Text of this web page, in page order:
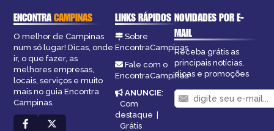
ENCONTRACAMPINAS
O melhor de Campinas
num só lugar! Dicas, onde
ir, o que fazer, as
melhores empresas,
locais, serviços e muito
mais no guia Encontra
Campinas.
LINKS RÁPIDOS
Sobre
EncontraCampinas
Fale com o
EncontraCampinas
ANUNCIE:
Com
destaque
Grátis
NOVIDADES POR E-
MAIL
Receba grátis as
principais notícias,
dicas e promoções